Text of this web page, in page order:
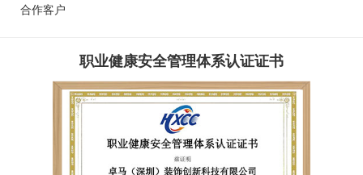
合作客户
职业健康安全管理体系认证证书